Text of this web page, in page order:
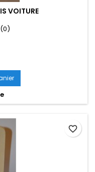
VOITURE
(0)
favorite_border